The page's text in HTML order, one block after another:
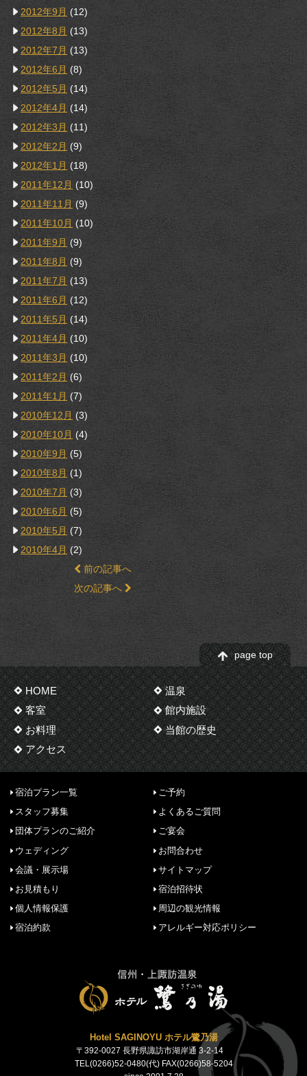
2012年9月 (12)
2012年8月 (13)
2012年7月 (13)
2012年6月 (8)
2012年5月 (14)
2012年4月 (14)
2012年3月 (11)
2012年2月 (9)
2012年1月 (18)
2011年12月 (10)
2011年11月 (9)
2011年10月 (10)
2011年9月 (9)
2011年8月 (9)
2011年7月 (13)
2011年6月 (12)
2011年5月 (14)
2011年4月 (10)
2011年3月 (10)
2011年2月 (6)
2011年1月 (7)
2010年12月 (3)
2010年10月 (4)
2010年9月 (5)
2010年8月 (1)
2010年7月 (3)
2010年6月 (5)
2010年5月 (7)
2010年4月 (2)
前の記事へ
次の記事へ
page top
HOME
温泉
客室
館内施設
お料理
当館の歴史
アクセス
宿泊プラン一覧
ご予約
スタッフ募集
よくあるご質問
団体プランのご紹介
ご宴会
ウェディング
お問合わせ
会議・展示場
サイトマップ
お見積もり
宿泊招待状
個人情報保護
周辺の観光情報
宿泊約款
アレルギー対応ポリシー
Hotel SAGINOYU ホテル鷺乃湯
〒392-0027 長野県諏訪市湖岸通 3-2-14
TEL(0266)52-0480(代) FAX(0266)58-5204